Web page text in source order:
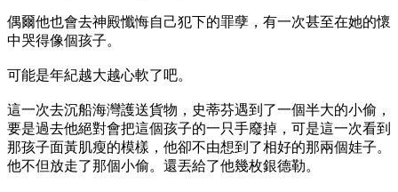
偶爾他也會去神殿懺悔自己犯下的罪孽，有一次甚至在她的懷
中哭得像個孩子。
可能是年紀越大越心軟了吧。
這一次去沉船海灣護送貨物，史蒂芬遇到了一個半大的小偷，
要是過去他絕對會把這個孩子的一只手廢掉，可是這一次看到
那孩子面黃肌瘦的模樣，他卻不由想到了相好的那兩個娃子。
他不但放走了那個小偷。還丟給了他幾枚銀德勒。